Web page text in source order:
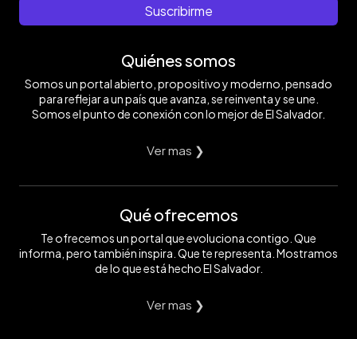
Suscribirme
Quiénes somos
Somos un portal abierto, propositivo y moderno, pensado
para reflejar a un país que avanza, se reinventa y se une.
Somos el punto de conexión con lo mejor de El Salvador.
Ver mas ❯
Qué ofrecemos
Te ofrecemos un portal que evoluciona contigo. Que
informa, pero también inspira. Que te representa. Mostramos
de lo que está hecho El Salvador.
Ver mas ❯